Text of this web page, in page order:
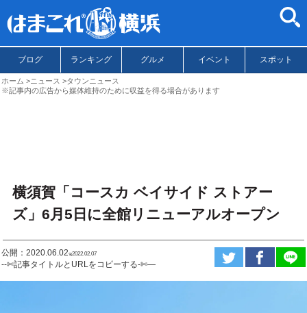
ブログ ランキング グルメ イベント スポット
ホーム ニュース
タウンニュース
※記事内の広告から媒体維持のために収益を得る場合があります
横須賀「コースカ ベイサイド ストアー
ズ」6月5日に全館リニューアルオープン
公開：2020.06.02ಇ2022.02.07
--✄記事タイトルとURLをコピーする-✄—